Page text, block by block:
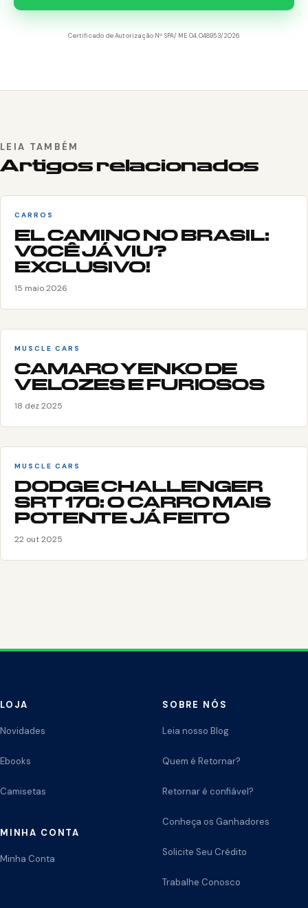
Certificado de Autorização Nº SPA/ME 04.048953/2026
LEIA TAMBÉM
Artigos relacionados
CARROS
EL CAMINO NO BRASIL:
VOCÊ JÁ VIU?
EXCLUSIVO!
15 maio 2026
MUSCLE CARS
CAMARO YENKO DE
VELOZES E FURIOSOS
18 dez 2025
MUSCLE CARS
DODGE CHALLENGER
SRT 170: O CARRO MAIS
POTENTE JÁ FEITO
22 out 2025
LOJA
Novidades
Ebooks
Camisetas
MINHA CONTA
Minha Conta
SOBRE NÓS
Leia nosso Blog
Quem é Retornar?
Retornar é confiável?
Conheça os Ganhadores
Solicite Seu Crédito
Trabalhe Conosco